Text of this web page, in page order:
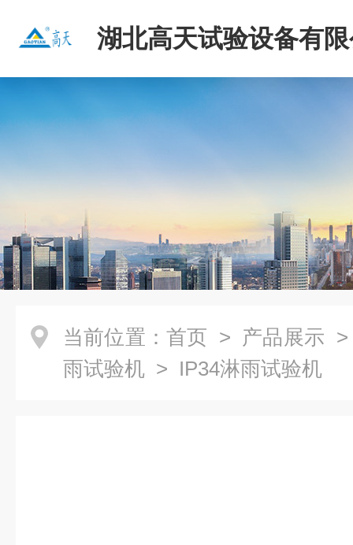
湖北高天试验设备有
当前位置： 首页 > 产品展示
雨试验机 > IP34淋雨试验机